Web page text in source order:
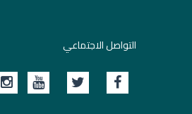
التواصل الاجتماعي